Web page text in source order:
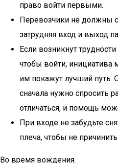
право войти первыми.
Перевозчики не должны
затрудняя вход и выход
Если возникнут
чтобы войти, инициатива
им покажут лучший путь.
сначала нужно спросить
отличаться, и помощь
При входе не забудьте
плеча, чтобы не
Во время вождения.